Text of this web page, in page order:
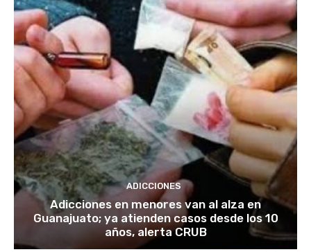
ADICCIONES
Adicciones en menores van al alza en
Guanajuato; ya atienden casos desde los 10
años, alerta CRUB